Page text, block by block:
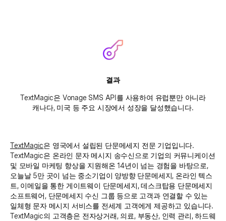
결과
TextMagic은 Vonage SMS API를 사용하여 유럽뿐만 아니라
캐나다, 미국 등 주요 시장에서 성장을 달성했습니다.
TextMagic은 영국에서 설립된 단문메세지 전문 기업입니다.
TextMagic은 온라인 문자 메시지 송수신으로 기업의 커뮤니케이션
및 모바일 마케팅 향상을 지원해온 14년이 넘는 경험을 바탕으로,
오늘날 5만 곳이 넘는 중소기업이 양방향 단문메세지, 온라인 텍스
트, 이메일을 통한 게이트웨이 단문메세지, 데스크탑용 단문메세지
소프트웨어, 단문메세지 수신 그룹 등으로 고객과 연결할 수 있는
일체형 문자 메시지 서비스를 전세계 고객에게 제공하고 있습니다.
TextMagic의 고객층은 전자상거래, 의료, 부동산, 인력 관리, 하드웨